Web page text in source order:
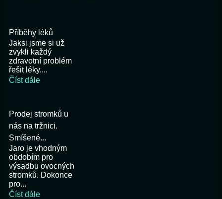
Příběhy léků
Jaksi jsme si už
zvykli každý
zdravotní problém
řešit léky....
Číst dále
Prodej stromků u
nás na tržnici.
Smíšené...
Jaro je vhodným
obdobím pro
výsadbu ovocných
stromků. Dokonce
pro...
Číst dále